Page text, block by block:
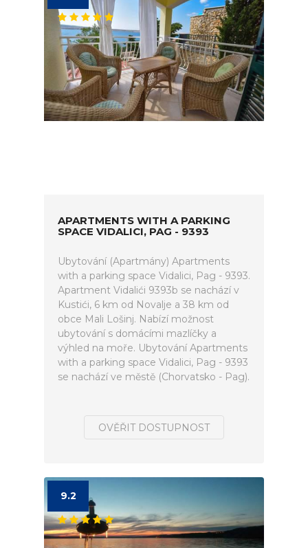
APARTMENTS WITH A PARKING
SPACE VIDALICI, PAG - 9393
Ubytování (Apartmány) Apartments
with a parking space Vidalici, Pag - 9393.
Apartment Vidalići 9393b se nachází v
Kustići, 6 km od Novalje a 38 km od
obce Mali Lošinj. Nabízí možnost
ubytování s domácími mazlíčky a
výhled na moře. Ubytování Apartments
with a parking space Vidalici, Pag - 9393
se nachází ve městě (Chorvatsko - Pag).
OVĚŘIT DOSTUPNOST
9.2